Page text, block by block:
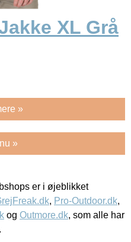
XL Grå
»
»
er i øjeblikket
, Pro-Outdoor.dk,
og Outmore.dk, som alle har